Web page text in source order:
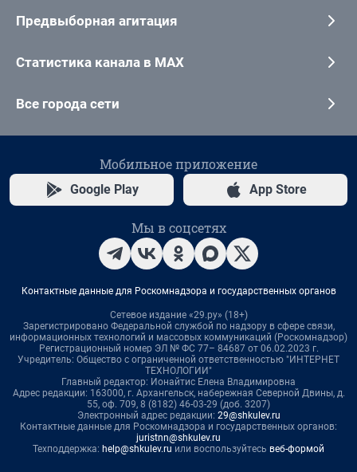
Предвыборная агитация
Статистика канала в MAX
Все города сети
Мобильное приложение
Google Play App Store
Мы в соцсетях
Контактные данные для Роскомнадзора и государственных органов
Сетевое издание «29.ру» (18+)
Зарегистрировано Федеральной службой по надзору в сфере связи,
информационных технологий и массовых коммуникаций (Роскомнадзор)
Регистрационный номер ЭЛ № ФС 77– 84687 от 06.02.2023 г.
Учредитель: Общество с ограниченной ответственностью "ИНТЕРНЕТ
ТЕХНОЛОГИИ"
Главный редактор: Ионайтис Елена Владимировна
Адрес редакции: 163000, г. Архангельск, набережная Северной Двины, д.
55, оф. 709, 8 (8182) 46-03-29 (доб. 3207)
Электронный адрес редакции: 29@shkulev.ru
Контактные данные для Роскомнадзора и государственных органов:
juristnn@shkulev.ru
Техподдержка: help@shkulev.ru или воспользуйтесь веб-формой